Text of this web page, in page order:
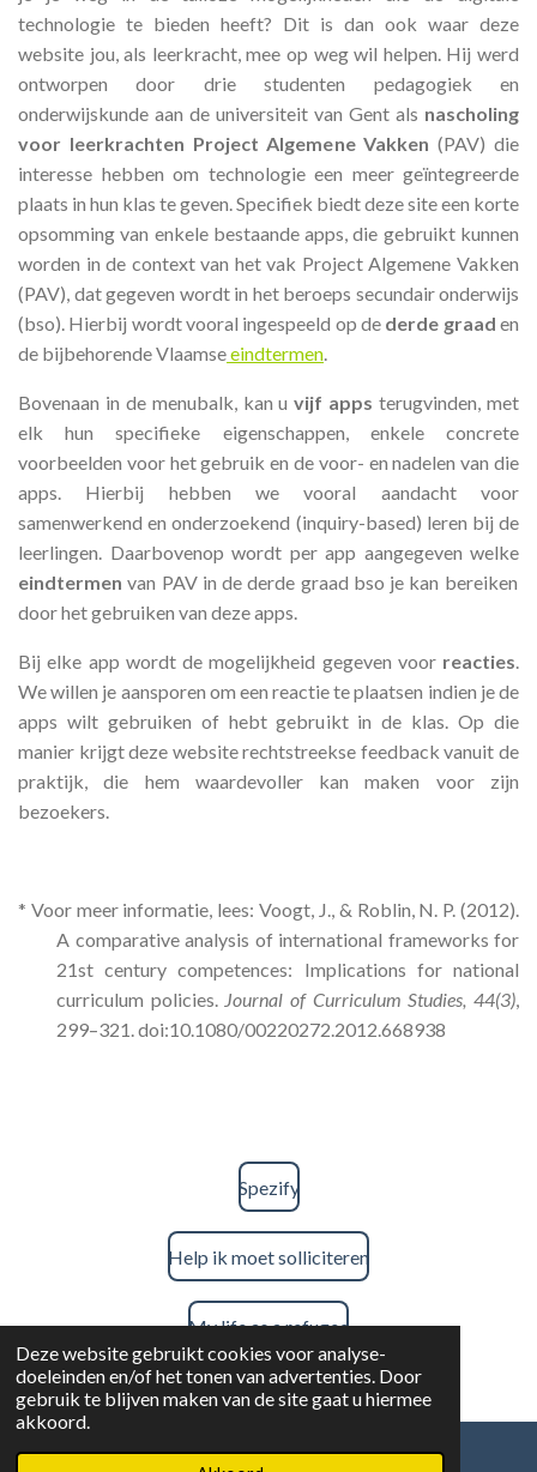
Deze website gebruikt cookies voor analyse-
doeleinden en/of het tonen van advertenties. Door
gebruik te blijven maken van de site gaat u hiermee
akkoord.
technologie te bieden heeft? Dit is dan ook waar deze
website jou, als leerkracht, mee op weg wil helpen. Hij werd
ontworpen door drie studenten pedagogiek en
onderwijskunde aan de universiteit van Gent als nascholing
voor leerkrachten Project Algemene Vakken(PAV) die
interesse hebben om technologie een meer geïntegreerde
plaats in hun klas te geven. Specifiek biedt deze site een korte
opsomming van enkele bestaande apps, die gebruikt kunnen
worden in de context van het vak Project Algemene Vakken
(PAV), dat gegeven wordt in het beroeps secundair onderwijs
(bso). Hierbij wordt vooral ingespeeld op de derde graad en
de bijbehorende Vlaamseeindtermen.
Bovenaan in de menubalk, kan uvijf apps terugvinden, met
elk hun specifieke eigenschappen, enkele concrete
voorbeelden voor het gebruik en de voor- en nadelen van die
apps. Hierbij hebben we vooral aandacht voor
samenwerkend en onderzoekend (inquiry-based) leren bij de
leerlingen. Daarbovenop wordt per app aangegeven welke
eindtermen van PAV in de derde graad bso je kan bereiken
door het gebruiken van deze apps.
Bij elke app wordt de mogelijkheid gegeven voor reacties.
We willen je aansporen om een reactie te plaatsen indien je de
apps wilt gebruiken of hebt gebruikt in de klas. Op die
manier krijgt deze website rechtstreekse feedback vanuit de
praktijk, die hem waardevoller kan maken voor zijn
bezoekers.
* Voor meer informatie, lees:Voogt, J., & Roblin, N. P. (2012).
A comparative analysis of international frameworks for
21st century competences: Implications for national
curriculum policies. Journal of Curriculum Studies, 44(3),
299–321. doi:10.1080/00220272.2012.668938
Spezify
Help ik moet solliciteren
My life as a refugee
Daily Money
Questionmark